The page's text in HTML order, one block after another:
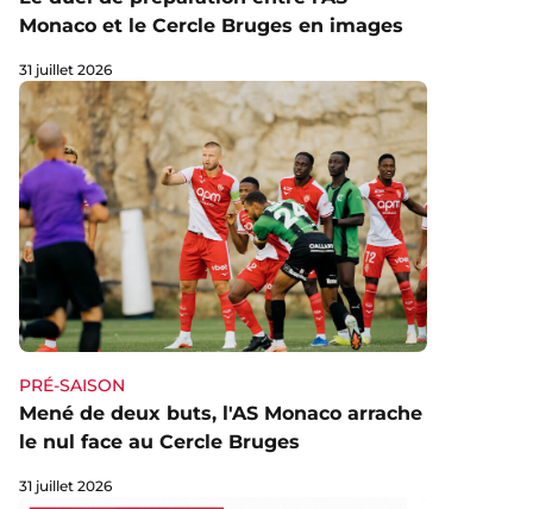
Monaco et le Cercle Bruges en images
31 juillet 2026
PRÉ-SAISON
Mené de deux buts, l'AS Monaco arrache
le nul face au Cercle Bruges
31 juillet 2026